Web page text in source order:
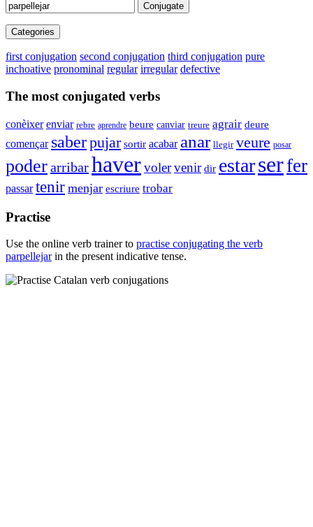
Conjugate
Categories
first conjugation second conjugation third conjugation pure
inchoative pronominal regular irregular defective
The most conjugated verbs
conèixer enviar rebre aprendre beure canviar treure agrair deure
començar saberpujar sortir acabar anar llegir veure posar
poderarribarhavervolervenir dir estarserfer
passar tenir menjar escriure trobar
Practise
Use the online verb trainer to practise conjugating the verb
parpellejarin the present indicative tense.